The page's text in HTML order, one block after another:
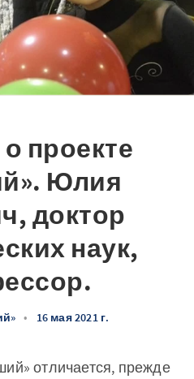
проекте
Юлия
доктор
наук,
• 16 мая 2021 г.
отличается, прежде